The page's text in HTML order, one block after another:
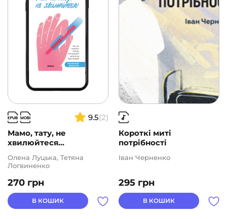
9.5(2)
Мамо, тату, не
хвилюйтеся...
270 грн
Олена Луцька, Тетяна
Логвиненко
В КОШИК
Короткі миті
потрібності
295 грн
Іван Черненко
В КОШИК